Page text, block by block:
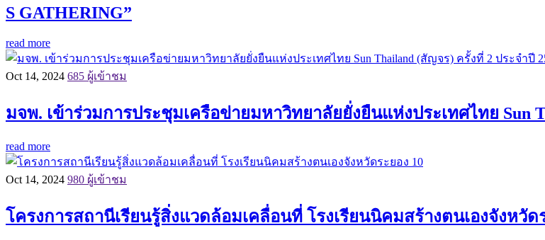
S GATHERING”
read more
Oct 14, 2024 685 ผู้เข้าชม
มจพ. เข้าร่วมการประชุมเครือข่ายมหาวิทยาลัยยั่งยืนแห่งประเทศไทย Sun
read more
Oct 14, 2024 980 ผู้เข้าชม
โครงการสถานีเรียนรู้สิ่งแวดล้อมเคลื่อนที่ โรงเรียนนิคมสร้างตนเองจังหวัด